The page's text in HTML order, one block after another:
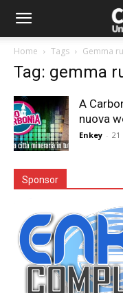
Home Tags Gemma
Tag: gemma
A
nuova
Enkey - 21
Sponsor